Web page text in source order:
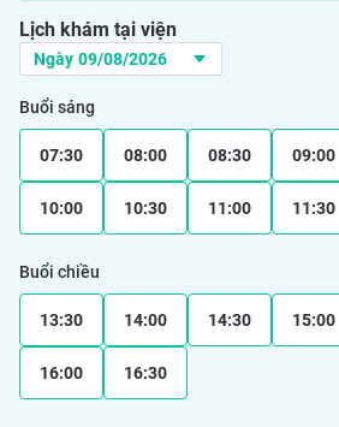
Lịch khám tại viện
Buổi sáng
07:30 08:00 08:30 09:00
10:00 10:30 11:00 11:30
Buổi chiều
13:30 14:00 14:30 15:00
16:00 16:30